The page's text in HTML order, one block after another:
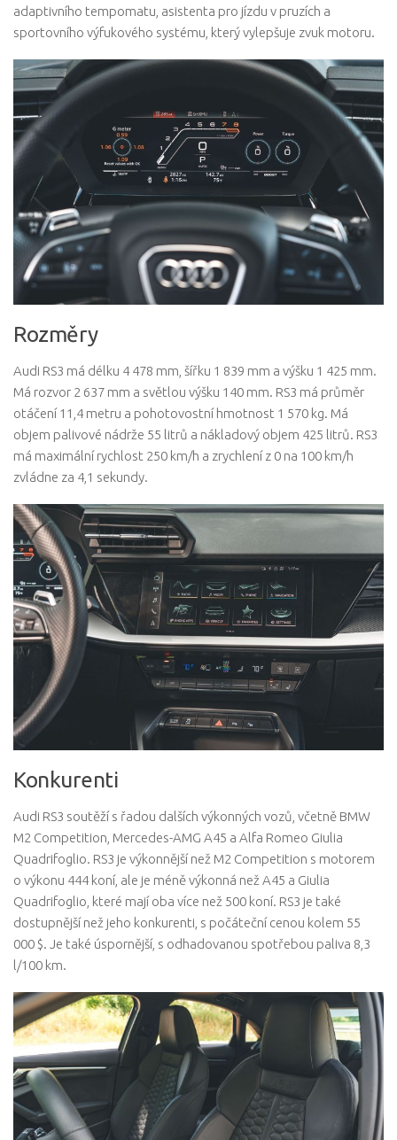
adaptivního tempomatu, asistenta pro jízdu v pruzích a
sportovního výfukového systému, který vylepšuje zvuk motoru.
Rozměry
Audi RS3 má délku 4 478 mm, šířku 1 839 mm a výšku 1 425 mm.
Má rozvor 2 637 mm a světlou výšku 140 mm. RS3 má průměr
otáčení 11,4 metru a pohotovostní hmotnost 1 570 kg. Má
objem palivové nádrže 55 litrů a nákladový objem 425 litrů. RS3
má maximální rychlost 250 km/h a zrychlení z 0 na 100 km/h
zvládne za 4,1 sekundy.
Konkurenti
Audi RS3 soutěží s řadou dalších výkonných vozů, včetně BMW
M2 Competition, Mercedes-AMG A45 a Alfa Romeo Giulia
Quadrifoglio. RS3 je výkonnější než M2 Competition s motorem
o výkonu 444 koní, ale je méně výkonná než A45 a Giulia
Quadrifoglio, které mají oba více než 500 koní. RS3 je také
dostupnější než jeho konkurenti, s počáteční cenou kolem 55
000 $. Je také úspornější, s odhadovanou spotřebou paliva 8,3
l/100 km.